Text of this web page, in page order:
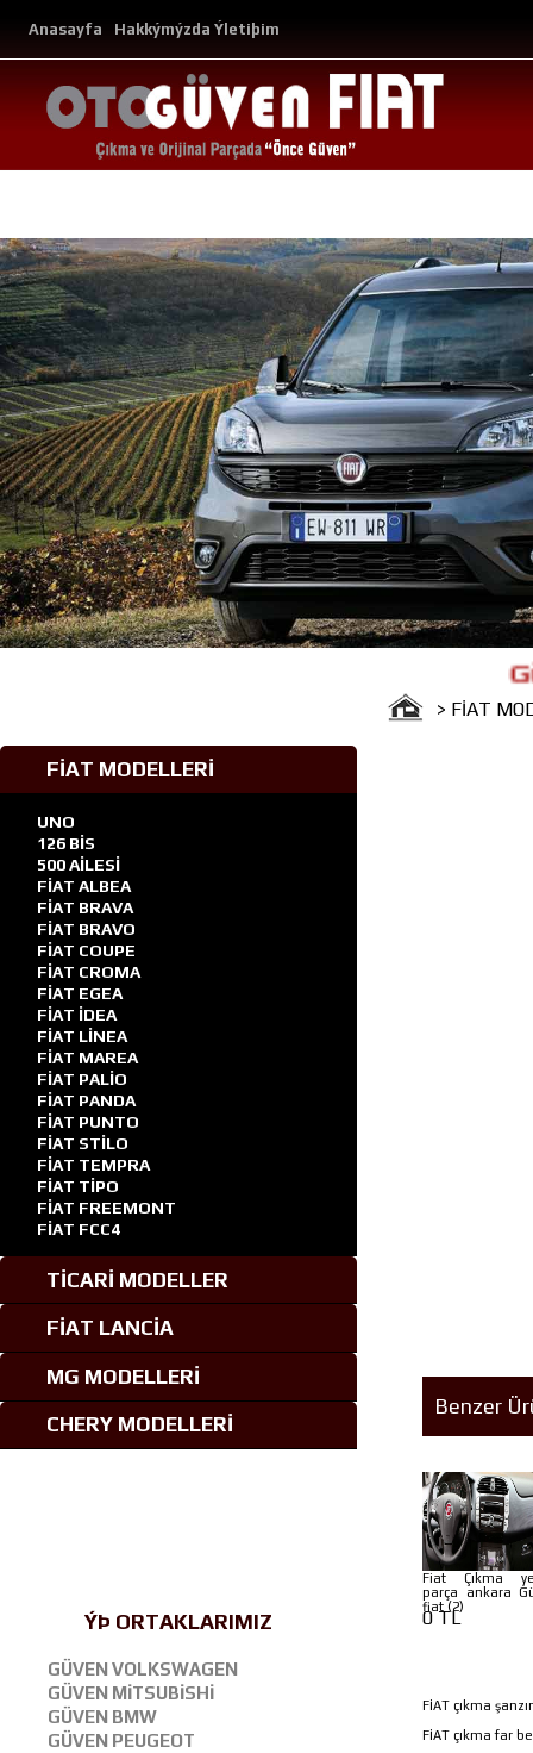
Anasayfa Hakkýmýzda Ýletiþim
Güven
FİAT MODELLERİ
UNO
126 BİS
500 AİLESİ
FİAT ALBEA
FİAT BRAVA
FİAT BRAVO
FİAT COUPE
FİAT CROMA
FİAT EGEA
FİAT İDEA
FİAT LİNEA
FİAT MAREA
FİAT PALİO
FİAT PANDA
FİAT PUNTO
FİAT STİLO
FİAT TEMPRA
FİAT TİPO
FİAT FREEMONT
FİAT FCC4
TİCARİ MODELLER
FİAT LANCİA
MG MODELLERİ
CHERY MODELLERİ
ÝÞ ORTAKLARIMIZ
GÜVEN VOLKSWAGEN
GÜVEN MİTSUBİSHİ
GÜVEN BMW
GÜVEN PEUGEOT
> FİAT
Benzer
Fiat Çıkma
parça ankara
fiat (2)
0 TL
FİAT çıkma
FİAT çıkma far